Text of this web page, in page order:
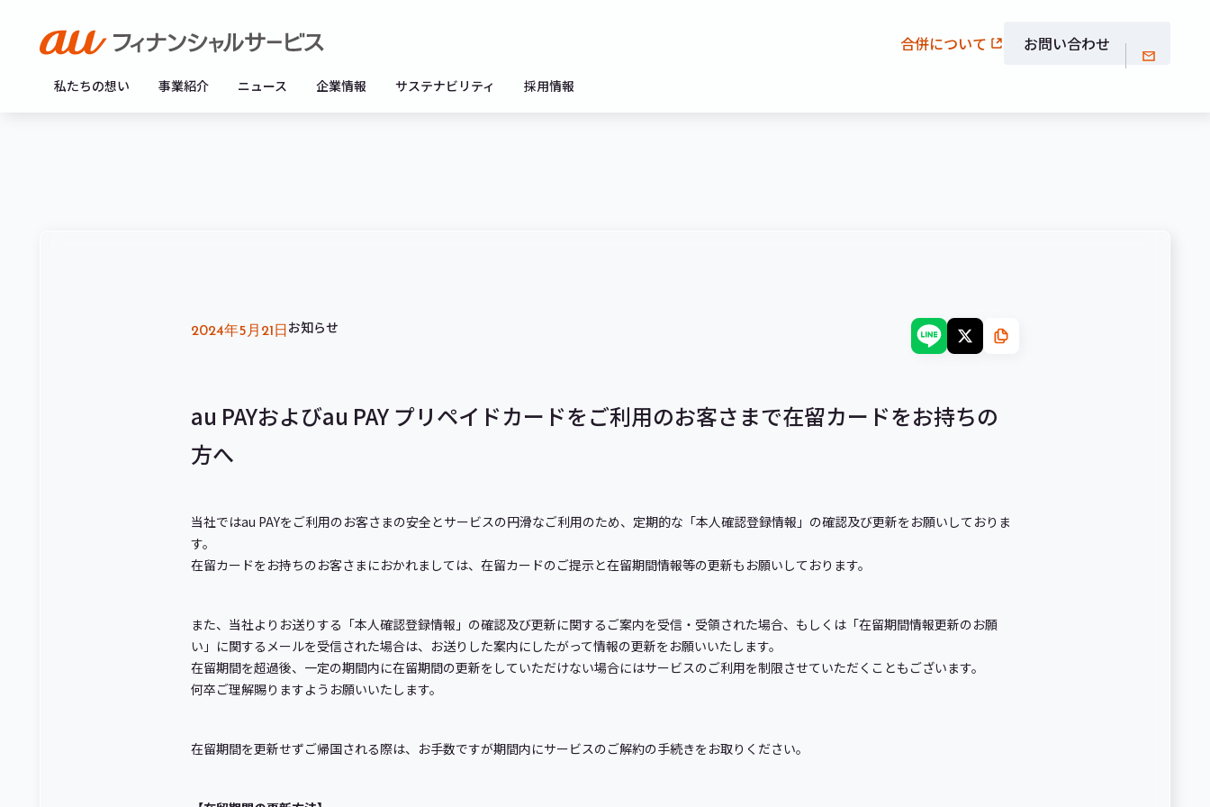
私たちの想い 事業紹介 ニュース 企業情報 サステナビリティ 採用情報
合併について お問い合わせ
2024年5月21日 お知らせ
au PAYおよびau PAY プリペイドカードをご利用のお客さまで在留カードをお持ちの
方へ
当社ではau PAYをご利用のお客さまの安全とサービスの円滑なご利用のため、定期的な「本人確認登録情報」の確認及び更新をお願いしておりま
す。
在留カードをお持ちのお客さまにおかれましては、在留カードのご提示と在留期間情報等の更新もお願いしております。
また、当社よりお送りする「本人確認登録情報」の確認及び更新に関するご案内を受信・受領された場合、もしくは「在留期間情報更新のお願
い」に関するメールを受信された場合は、お送りした案内にしたがって情報の更新をお願いいたします。
在留期間を超過後、一定の期間内に在留期間の更新をしていただけない場合にはサービスのご利用を制限させていただくこともございます。
何卒ご理解賜りますようお願いいたします。
在留期間を更新せずご帰国される際は、お手数ですが期間内にサービスのご解約の手続きをお取りください。